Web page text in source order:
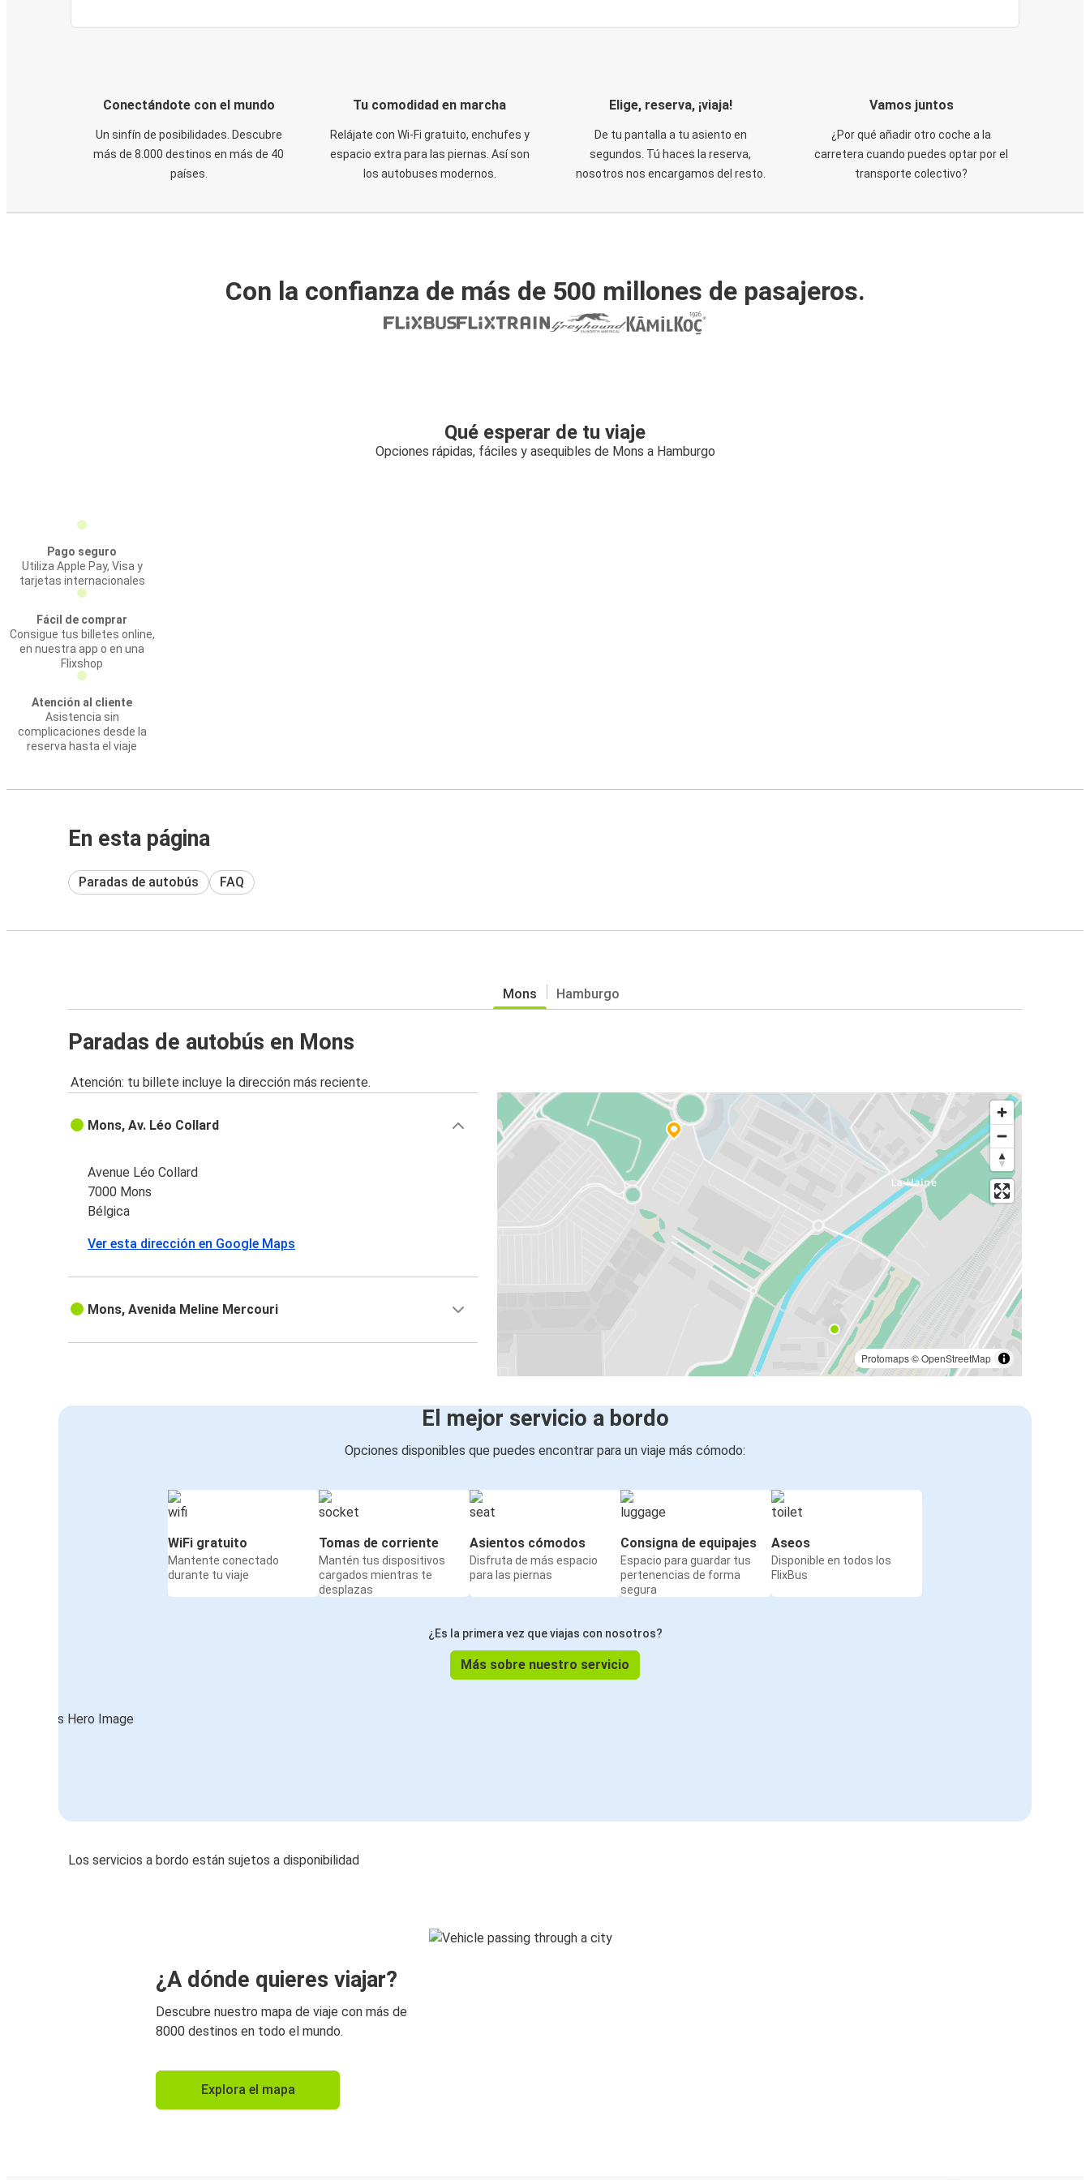
Conectándote con el mundo
Un sinfín de posibilidades. Descubre
más de 8.000 destinos en más de 40
países.
Tu comodidad en marcha
Relájate con Wi-Fi gratuito, enchufes y
espacio extra para las piernas. Así son
los autobuses modernos.
Elige, reserva, ¡viaja!
De tu pantalla a tu asiento en
segundos. Tú haces la reserva,
nosotros nos encargamos del resto.
Vamos juntos
¿Por qué añadir otro coche a la
carretera cuando puedes optar por el
transporte colectivo?
Con la confianza de más de 500 millones de pasajeros.
Qué esperar de tu viaje
Opciones rápidas, fáciles y asequibles de Mons a Hamburgo
Pago seguro
Utiliza Apple Pay, Visa y
tarjetas internacionales
Fácil de comprar
Consigue tus billetes online,
en nuestra app o en una
Flixshop
Atención al cliente
Asistencia sin
complicaciones desde la
reserva hasta el viaje
En esta página
Paradas de autobús FAQ
Mons Hamburgo
Paradas de autobús en Mons
Atención: tu billete incluye la dirección más reciente.
Protomaps©OpenStreetMap
Mons, Av. Léo Collard
Avenue Léo Collard
7000 Mons
Bélgica
Ver esta dirección en Google Maps
Mons, Avenida Meline Mercouri
El mejor servicio a bordo
Opciones disponibles que puedes encontrar para un viaje más cómodo:
WiFi gratuito
Mantente conectado
durante tu viaje
Tomas de corriente
Mantén tus dispositivos
cargados mientras te
desplazas
Asientos cómodos
Disfruta de más espacio
para las piernas
Consigna de equipajes
Espacio para guardar tus
pertenencias de forma
segura
Aseos
Disponible en todos los
FlixBus
¿Es la primera vez que viajas con nosotros?
Más sobre nuestro servicio
Los servicios a bordo están sujetos a disponibilidad
¿A dónde quieres viajar?
Descubre nuestro mapa de viaje con más de
8000 destinos en todo el mundo.
Explora el mapa